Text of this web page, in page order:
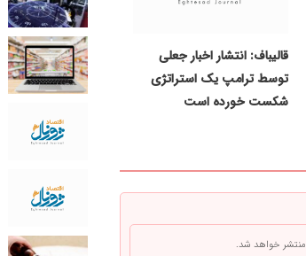
قالیباف: انتشار اخبار جعلی
توسط ترامپ یک استراتژی
شکست خورده است
منتشر خواهد شد.